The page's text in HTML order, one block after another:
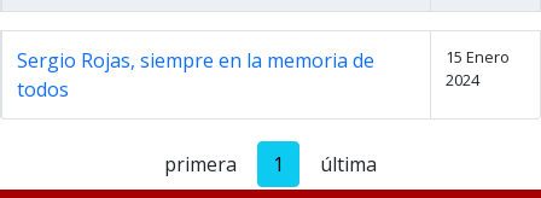
Sergio Rojas, siempre en la memoria de
todos
15 Enero
2024
primera 1 última